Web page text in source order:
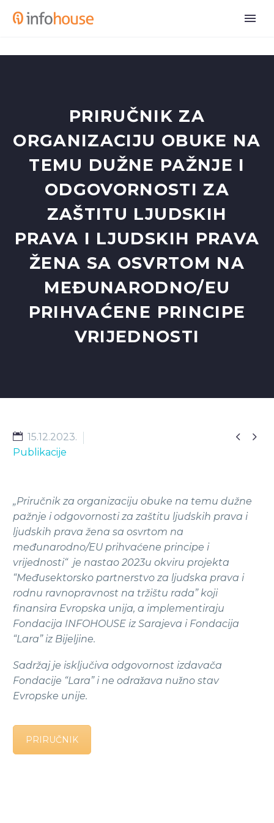
PRIRUČNIK ZA
ORGANIZACIJU OBUKE NA
TEMU DUŽNE PAŽNJE I
ODGOVORNOSTI ZA
ZAŠTITU LJUDSKIH
PRAVA I LJUDSKIH PRAVA
ŽENA SA OSVRTOM NA
MEĐUNARODNO/EU
PRIHVAĆENE PRINCIPE
VRIJEDNOSTI
 
15.12.2023.
Publikacije
„Prirucnik za organizaciju obuke na temu duzne
paznje i odgovornosti za zastitu ljudskih prava i
ljudskih prava zena sa osvrtom na
međunarodno/EU prihvaćene principe i
vrijednosti“ je nastao 2023u okviru projekta
“Međusektorsko partnerstvo za ljudska prava i
rodnu ravnopravnost na trzistu rada”koji
finansira Evropska unija, a implementiraju
Fondacija INFOHOUSE iz Sarajeva i Fondacija
“Lara”iz Bijeljine.
Sadrzaj je iskljuciva odgovornost izdavača
Fondacije “Lara” i ne odražava nuzno stav
Evropske unije.
PRIRUČNIK